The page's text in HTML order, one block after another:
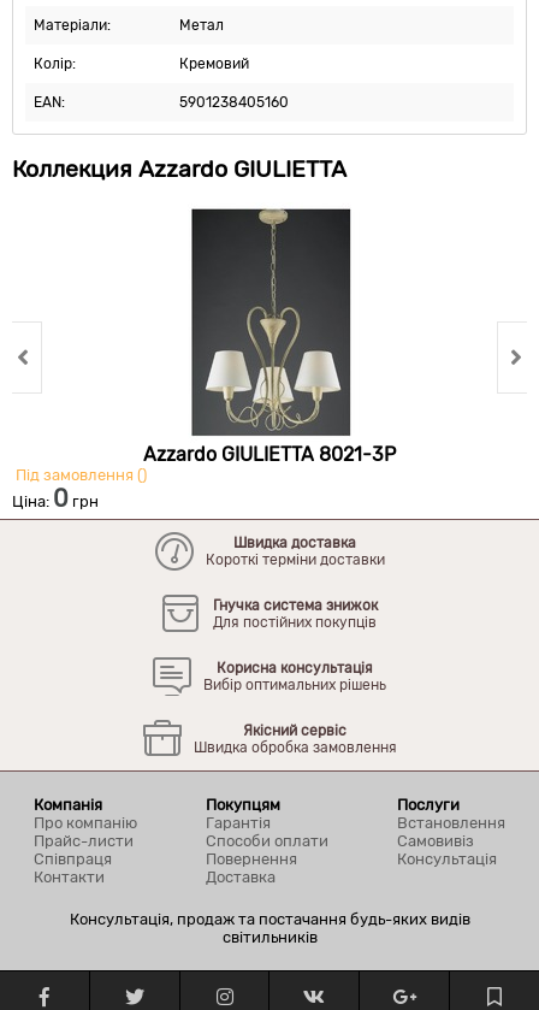
Матеріали: Метал
Колір: Кремовий
EAN: 5901238405160
Коллекция Azzardo GIULIETTA
Azzardo GIULIETTA 8021-3P
Під замовлення ()
Ціна: 0 грн
Швидка доставка
Короткі терміни доставки
Гнучка система знижок
Для постійних покупців
Корисна консультація
Вибір оптимальних рішень
Якісний сервіс
Швидка обробка замовлення
Компанія
Про компанію
Прайс-листи
Співпраця
Контакти
Покупцям
Гарантія
Способи оплати
Повернення
Доставка
Послуги
Встановлення
Самовивіз
Консультація
Консультація, продаж та постачання будь-яких видів
світильників